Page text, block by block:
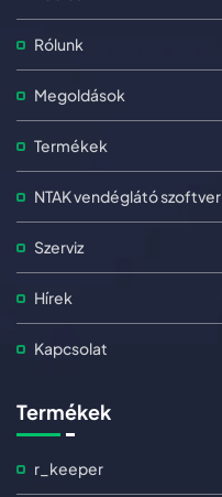
Rólunk
Megoldások
Termékek
NTAK vendéglátó szoftver
Szerviz
Hírek
Kapcsolat
Termékek
r_keeper